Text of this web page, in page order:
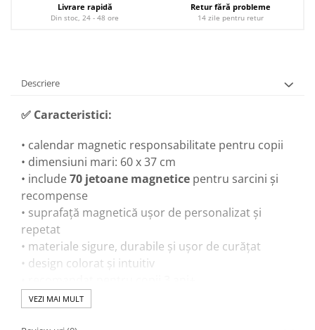
Livrare rapidă
Din stoc, 24 - 48 ore
Retur fără probleme
14 zile pentru retur
Descriere
✅ Caracteristici:
• calendar magnetic responsabilitate pentru copii
• dimensiuni mari: 60 x 37 cm
• include70 jetoane magnetice pentru sarcini și
recompense
• suprafață magnetică ușor de personalizat și
repetat
• materiale sigure, durabile și ușor de curățat
• design colorat și intuitiv
VEZI MAI MULT